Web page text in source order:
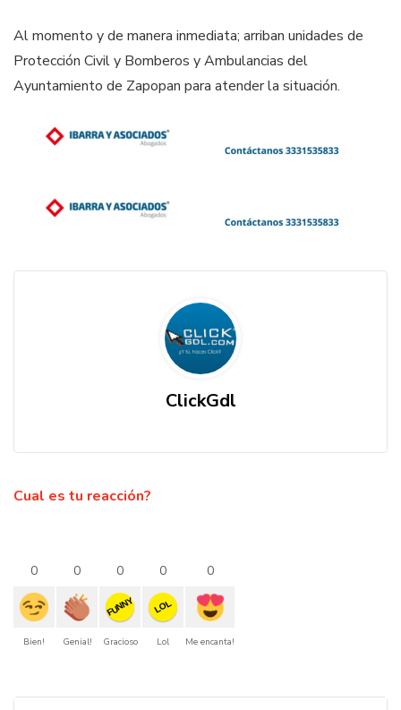
Al momento y de manera inmediata; arriban unidades de
Protección Civil y Bomberos y Ambulancias del
Ayuntamiento de Zapopan para atender la situación.
ClickGdl
Cual es tu reacción?
0
Bien!
0
Genial!
0
FUNNY
Gracioso
0
LOL
Lol
0
Me encanta!